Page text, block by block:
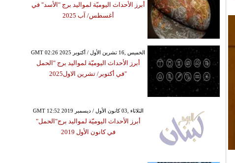
أبرز الأحداث اليوميّة لمواليد برج "الأسد" في
أغسطس/ آب 2025
GMT 02:26 2025 الخميس ,16 تشرين الأول / أكتوبر
أبرز الأحداث اليوميّة لمواليد برج "الحمل
"في أكتوبر/ تشرين الاول2025
GMT 12:52 2019 الثلاثاء ,03 كانون الأول / ديسمبر
أبرز الأحداث اليوميّة لمواليد برج"الحمل"
في كانون الأول 2019